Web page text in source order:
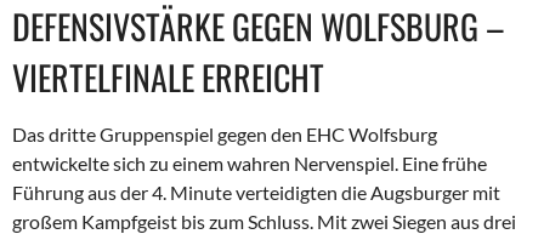
DEFENSIVSTÄRKE GEGEN WOLFSBURG –
VIERTELFINALE ERREICHT
Das dritte Gruppenspiel gegen den EHC Wolfsburg
entwickelte sich zu einem wahren Nervenspiel. Eine frühe
Führung aus der 4. Minute verteidigten die Augsburger mit
großem Kampfgeist bis zum Schluss. Mit zwei Siegen aus drei